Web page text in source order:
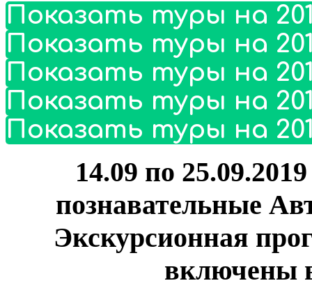
Показать туры на
Показать туры на
Показать туры на
Показать туры на
Показать туры на
14.09 по
познавательные
Экскурсионная
включены